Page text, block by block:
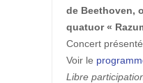
de Beethoven,
quatuor «
Concert
Voir le
Libre